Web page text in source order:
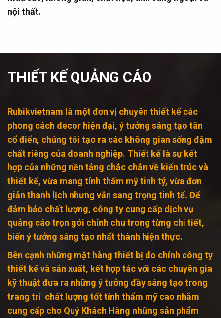
nội thất.
THIẾT KẾ QUẢNG CÁO
Rubikvietnam là một đơn vị chuyên thiết kế các
phong cách decor hiện đại, ý tưởng sáng tạo tân
cổ điển, chúng tôi tạo ra các không gian sống đậm
chất riêng của doanh nghiệp. Thiết kế là sự kết
hợp của những nền tảng chắc chắn về kiến trúc và
thiết kế, vừa mang tính thẩm mỹ tinh tý, vừa đơn
giản thanh lịch nhưng vẫn sang trọng tinh tế. Để
đảm bảo chất lượng, công ty cung cấp dịch vụ
quảng cáo trọn gói chỉnh chu trong từng chi tiết,
biến ý tưởng sáng tạo nhất thành hiện thực.
Bên cạnh những mặt hàng thiết bị do chính công ty
thiết kế và sản xuất, kết hợp tác với các chuyên gia
kỹ thuật đưa ra những ý tưởng đầy sáng tạo trong
trang trí chất lượng tốt tính thẩm mỹ cao nhằm
cung cấp cho Quý Khách Hàng những sản phẩm